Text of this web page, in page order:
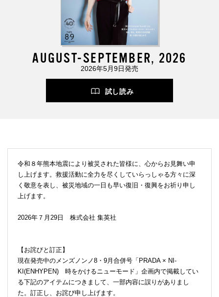
AUGUST-SEPTEMBER, 2026
2026年5月9日発売
試し読み
令和８年熊本地震により被災された皆様に、心からお見舞い申
し上げます。救援活動に全力を尽くしていらっしゃる方々に深
く敬意を表し、被災地域の一日も早い復旧・復興をお祈り申し
上げます。
2026年７月29日 株式会社 集英社
【お詫びと訂正】
現在発売中のメンズノンノ8・9月合併号「PRADA × NI-
KI(ENHYPEN) 時をかけるニューモード」企画内で掲載してい
る下記のアイテムにつきまして、一部内容に誤りがありまし
た。訂正し、お詫び申し上げます。